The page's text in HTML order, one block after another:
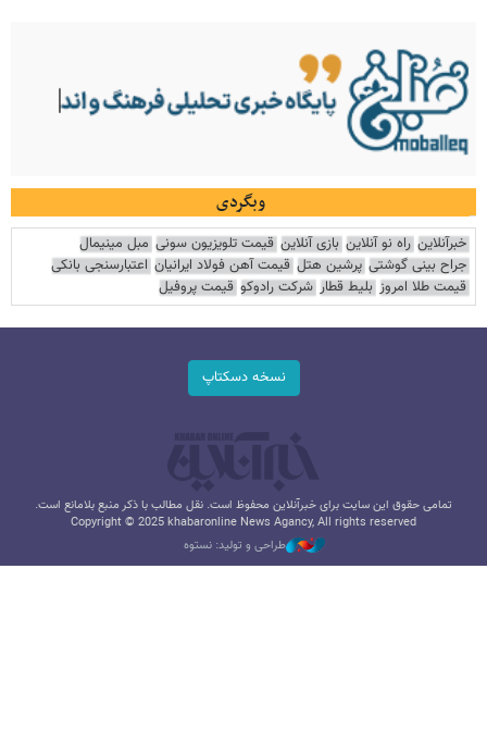
وبگردی
خبرآنلاین راه نو آنلاین بازی آنلاین قیمت تلویزیون سونی مبل مینیمال
جراح بینی گوشتی پرشین هتل قیمت آهن فولاد ایرانیان اعتبارسنجی بانکی
قیمت طلا امروز بلیط قطار شرکت رادوکو قیمت پروفیل
نسخه دسکتاپ
تمامی حقوق این سایت برای خبرآنلاین محفوظ است. نقل مطالب با ذکر منبع بلامانع است.
Copyright © 2025 khabaronline News Agancy, All rights reserved
طراحی و تولید: نستوه